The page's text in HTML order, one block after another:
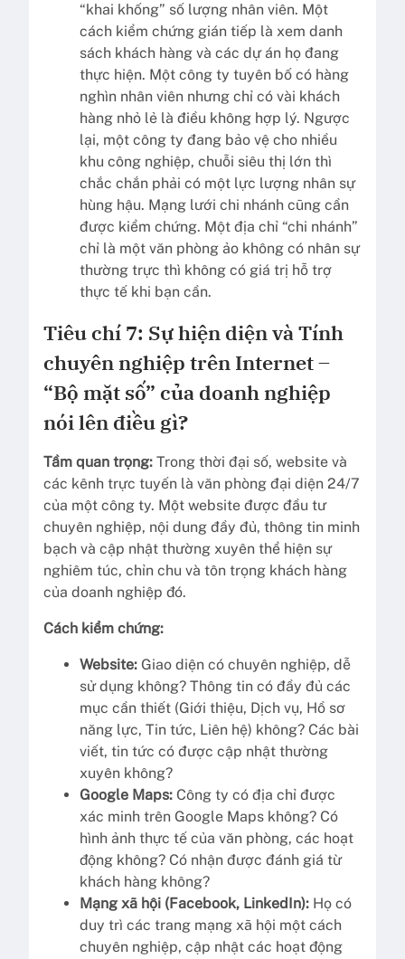
“khai khống” số lượng nhân viên. Một
cách kiểm chứng gián tiếp là xem danh
sách khách hàng và các dự án họ đang
thực hiện. Một công ty tuyên bố có hàng
nghìn nhân viên nhưng chỉ có vài khách
hàng nhỏ lẻ là điều không hợp lý. Ngược
lại, một công ty đang bảo vệ cho nhiều
khu công nghiệp, chuỗi siêu thị lớn thì
chắc chắn phải có một lực lượng nhân sự
hùng hậu. Mạng lưới chi nhánh cũng cần
được kiểm chứng. Một địa chỉ “chi nhánh”
chỉ là một văn phòng ảo không có nhân sự
thường trực thì không có giá trị hỗ trợ
thực tế khi bạn cần.
Tiêu chí 7: Sự hiện diện và Tính
chuyên nghiệp trên Internet –
“Bộ mặt số” của doanh nghiệp
nói lên điều gì?
Tầm quan trọng: Trong thời đại số, website và
các kênh trực tuyến là văn phòng đại diện 24/7
của một công ty. Một website được đầu tư
chuyên nghiệp, nội dung đầy đủ, thông tin minh
bạch và cập nhật thường xuyên thể hiện sự
nghiêm túc, chỉn chu và tôn trọng khách hàng
của doanh nghiệp đó.
Cách kiểm chứng:
Website: Giao diện có chuyên nghiệp, dễ
sử dụng không? Thông tin có đầy đủ các
mục cần thiết (Giới thiệu, Dịch vụ, Hồ sơ
năng lực, Tin tức, Liên hệ) không? Các bài
viết, tin tức có được cập nhật thường
xuyên không?
Google Maps: Công ty có địa chỉ được
xác minh trên Google Maps không? Có
hình ảnh thực tế của văn phòng, các hoạt
động không? Có nhận được đánh giá từ
khách hàng không?
Mạng xã hội (Facebook, LinkedIn): Họ có
duy trì các trang mạng xã hội một cách
chuyên nghiệp, cập nhật các hoạt động